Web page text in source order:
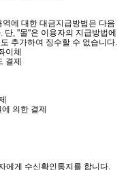
에 대한 대금지급방법은 다음
, "몰"은 이용자의 지급방법에
추가하여 징수할 수 없습니다.
이체
결제
의한 결제
에게 수신확인통지를 합니다.